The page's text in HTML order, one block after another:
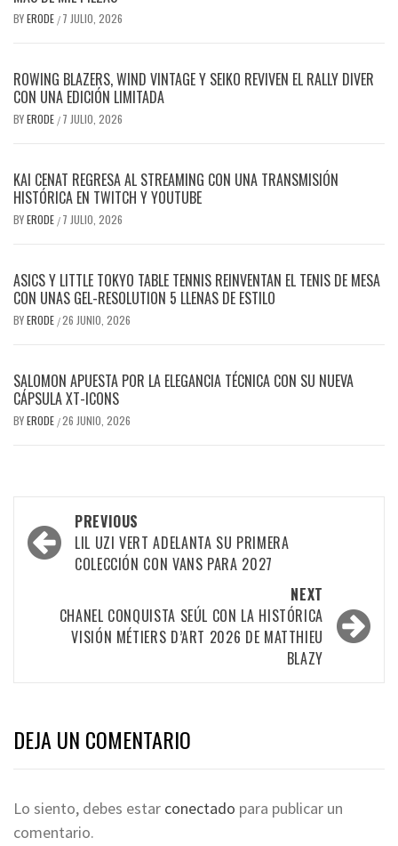
BYERODE / 7 JULIO, 2026
ROWING BLAZERS, WIND VINTAGE Y SEIKO REVIVEN EL RALLY DIVER
CON UNA EDICIÓN LIMITADA
BYERODE / 7 JULIO, 2026
KAI CENAT REGRESA AL STREAMING CON UNA TRANSMISIÓN
HISTÓRICA EN TWITCH Y YOUTUBE
BYERODE / 7 JULIO, 2026
ASICS Y LITTLE TOKYO TABLE TENNIS REINVENTAN EL TENIS DE MESA
CON UNAS GEL-RESOLUTION 5 LLENAS DE ESTILO
BYERODE /26 JUNIO, 2026
SALOMON APUESTA POR LA ELEGANCIA TÉCNICA CON SU NUEVA
CÁPSULA XT-ICONS
BYERODE /26 JUNIO, 2026
PREVIOUS
LIL UZI VERT ADELANTA SU PRIMERA
COLECCIÓN CON VANS PARA 2027
NEXT
CHANEL CONQUISTA SEÚL CON LA HISTÓRICA
VISIÓN MÉTIERS D’ART 2026 DE MATTHIEU
BLAZY
DEJA UN COMENTARIO
Lo siento, debes estar conectado para publicar un
comentario.